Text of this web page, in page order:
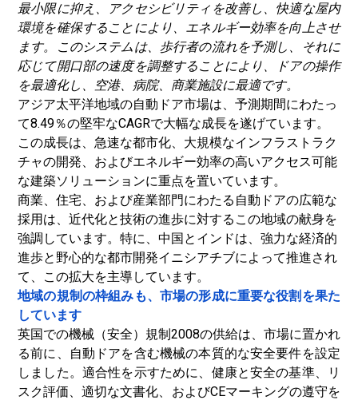
最小限に抑え、アクセシビリティを改善し、快適な屋内
環境を確保することにより、エネルギー効率を向上させ
ます。このシステムは、歩行者の流れを予測し、それに
応じて開口部の速度を調整することにより、ドアの操作
を最適化し、空港、病院、商業施設に最適です。
アジア太平洋地域の自動ドア市場は、予測期間にわたっ
て8.49％の堅牢なCAGRで大幅な成長を遂げています。
この成長は、急速な都市化、大規模なインフラストラク
チャの開発、およびエネルギー効率の高いアクセス可能
な建築ソリューションに重点を置いています。
商業、住宅、および産業部門にわたる自動ドアの広範な
採用は、近代化と技術の進歩に対するこの地域の献身を
強調しています。特に、中国とインドは、強力な経済的
進歩と野心的な都市開発イニシアチブによって推進され
て、この拡大を主導しています。
地域の規制の枠組みも、市場の形成に重要な役割を果た
しています
英国での機械（安全）規制2008の供給は、市場に置かれ
る前に、自動ドアを含む機械の本質的な安全要件を設定
しました。適合性を示すために、健康と安全の基準、リ
スク評価、適切な文書化、およびCEマーキングの遵守を